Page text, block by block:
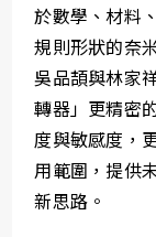
於數學、材料
規則形狀的奈
吳品頡與林家
轉器」更精密
度與敏感度，
用範圍，提供
新思路。